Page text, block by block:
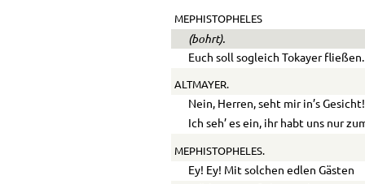
MEPHISTOPHELES
(bohrt).
Euch soll sogleich Tokayer fließen.
ALTMAYER.
Nein, Herren, seht mir in’s Gesicht!
Ich seh’ es ein, ihr habt uns nur
MEPHISTOPHELES.
Ey! Ey! Mit solchen edlen Gästen